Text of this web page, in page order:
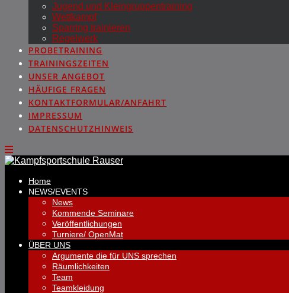
Jugend und Kleingruppentraining
Wettkampf
Sparring trainieren
Regelwerk
PROBETRAINING
TRAININGSZEITEN
UNSER ANGEBOT
HÄUFIGE FRAGEN
KONTAKTFORMULAR/ANFAHRT
IMPRESSUM
DATENSCHUTZHINWEIS
Home
NEWS/EVENTS
News
Kommende Seminare
Veröffentlichungen
Turniere/ OpenMat
ÜBER UNS
Argumente die für UNS sprechen
Räumlichkeiten
Team
Teamkleidung